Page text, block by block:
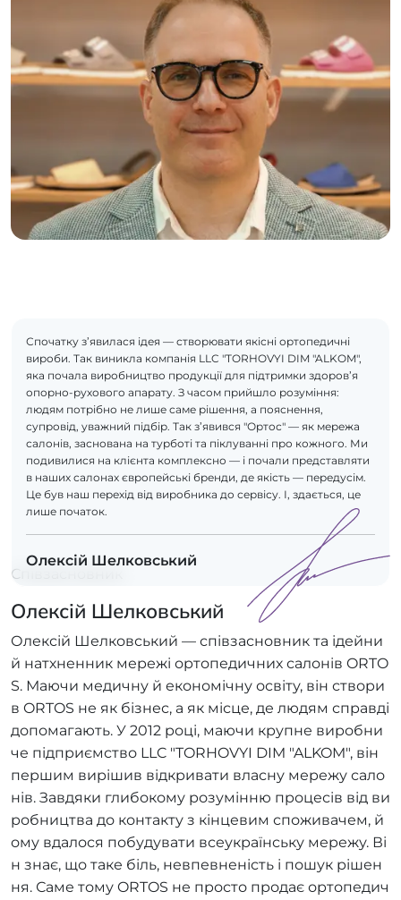
Спочатку з’явилася ідея — створювати якісні ортопедичні
вироби. Так виникла компанія LLC "TORHOVYI DIM "ALKOM",
яка почала виробництво продукції для підтримки здоров’я
опорно-рухового апарату. З часом прийшло розуміння:
людям потрібно не лише саме рішення, а пояснення,
супровід, уважний підбір. Так з’явився "Ортос" — як мережа
салонів, заснована на турботі та піклуванні про кожного. Ми
подивилися на клієнта комплексно — і почали представляти
в наших салонах європейські бренди, де якість — передусім.
Це був наш перехід від виробника до сервісу. І, здається, це
лише початок.
Олексій Шелковський
Співзасновник
Олексій Шелковський
Олексій Шелковський — співзасновник та ідейни
й натхненник мережі ортопедичних салонів ORTO
S. Маючи медичну й економічну освіту, він створи
в ORTOS не як бізнес, а як місце, де людям справді
допомагають. У 2012 році, маючи крупне виробни
че підприємство LLC "TORHOVYI DIM "ALKOM", він
першим вирішив відкривати власну мережу сало
нів. Завдяки глибокому розумінню процесів від ви
робництва до контакту з кінцевим споживачем, й
ому вдалося побудувати всеукраїнську мережу. Ві
н знає, що таке біль, невпевненість і пошук рішен
ня. Саме тому ORTOS не просто продає ортопедич